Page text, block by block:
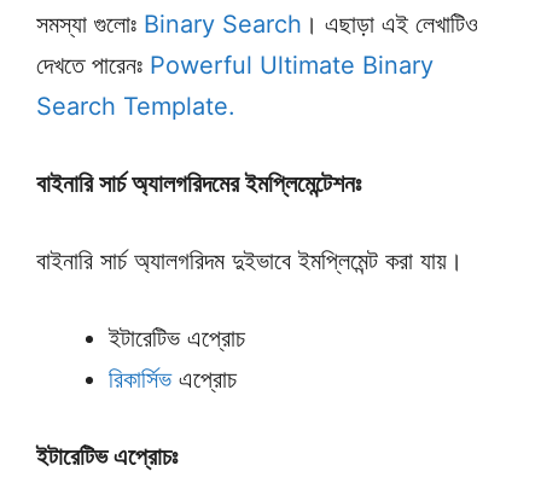
সমস্যা গুলোঃ Binary Search । এছাড়া এই লেখাটিও
দেখতে পারেনঃ Powerful Ultimate Binary
Search Template.
বাইনারি সার্চ অ্যালগরিদমের ইমপ্লিমেন্টেশনঃ
বাইনারি সার্চ অ্যালগরিদম দুইভাবে ইমপ্লিমেন্ট করা যায়।
ইটারেটিভ এপ্রোচ
রিকার্সিভএপ্রোচ
ইটারেটিভ এপ্রোচঃ